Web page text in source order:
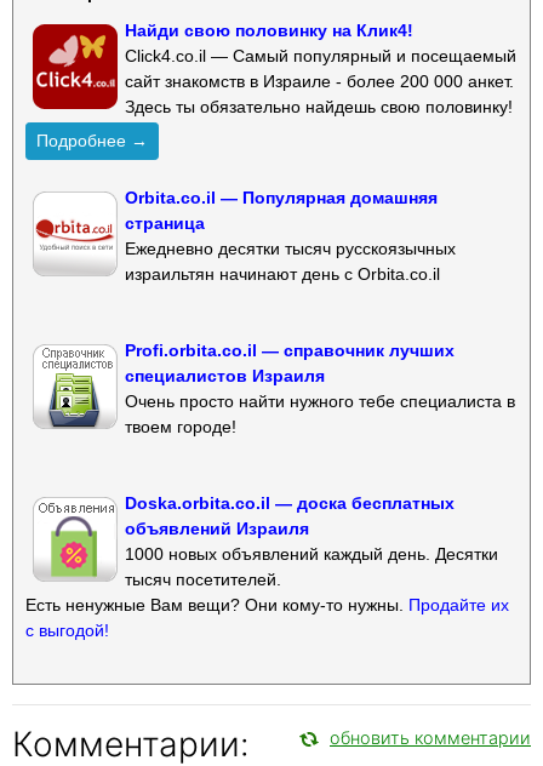
Найди свою половинку на Клик4!
Click4.co.il — Самый популярный и посещаемый
сайт знакомств в Израиле - более 200 000 анкет.
Здесь ты обязательно найдешь свою половинку!
Подробнее →
Orbita.co.il — Популярная домашняя
страница
Ежедневно десятки тысяч русскоязычных
израильтян начинают день с Orbita.co.il
Profi.orbita.co.il — справочник лучших
специалистов Израиля
Очень просто найти нужного тебе специалиста в
твоем городе!
Doska.orbita.co.il — доска бесплатных
объявлений Израиля
1000 новых объявлений каждый день. Десятки
тысяч посетителей.
Есть ненужные Вам вещи? Они кому-то нужны. Продайте их
с выгодой!
Комментарии: обновить комментарии